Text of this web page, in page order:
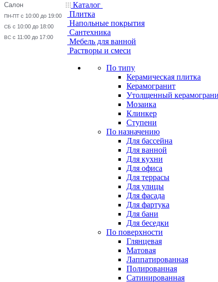
Салон
ПН-ПТ с 10:00 до 19:00
СБ с 10:00 до 18:00
ВС с 11:00 до 17:00
Каталог
Плитка
Напольные покрытия
Сантехника
Мебель для ванной
Растворы и смеси
По типу
Керамическая плитка
Керамогранит
Утолщенный
Мозаика
Клинкер
Ступени
По назначению
Для бассейна
Для ванной
Для кухни
Для офиса
Для террасы
Для улицы
Для фасада
Для фартука
Для бани
Для беседки
По поверхности
Глянцевая
Матовая
Лаппатированная
Полированная
Сатинированная